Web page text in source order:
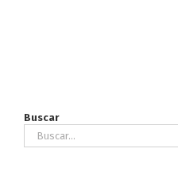
Buscar
Buscar: